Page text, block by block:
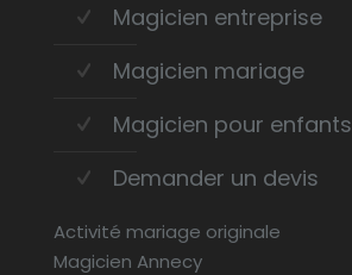
Magicien entreprise
Magicien mariage
Magicien pour enfants
Demander un devis
Activité mariage originale
Magicien Annecy